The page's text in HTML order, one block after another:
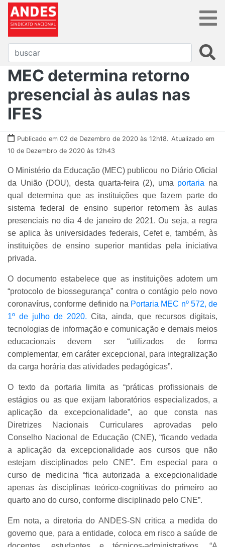
MEC determina retorno
presencial às aulas nas
IFES
Publicado em 02 de Dezembro de 2020 às 12h18. Atualizado em
10 de Dezembro de 2020 às 12h43
O Ministério da Educação (MEC) publicou no Diário Oficial
da União (DOU), desta quarta-feira (2), uma portaria na
qual determina que as instituições que fazem parte do
sistema federal de ensino superior retornem às aulas
presenciais no dia 4 de janeiro de 2021. Ou seja, a regra
se aplica às universidades federais, Cefet e, também, às
instituições de ensino superior mantidas pela iniciativa
privada.
O documento estabelece que as instituições adotem um
“protocolo de biossegurança” contra o contágio pelo novo
coronavírus, conforme definido na Portaria MEC nº 572, de
1º de julho de 2020. Cita, ainda, que recursos digitais,
tecnologias de informação e comunicação e demais meios
educacionais devem ser “utilizados de forma
complementar, em caráter excepcional, para integralização
da carga horária das atividades pedagógicas”.
O texto da portaria limita as “práticas profissionais de
estágios ou as que exijam laboratórios especializados, a
aplicação da excepcionalidade”, ao que consta nas
Diretrizes Nacionais Curriculares aprovadas pelo
Conselho Nacional de Educação (CNE), “ficando vedada
a aplicação da excepcionalidade aos cursos que não
estejam disciplinados pelo CNE”. Em especial para o
curso de medicina “fica autorizada a excepcionalidade
apenas às disciplinas teórico-cognitivas do primeiro ao
quarto ano do curso, conforme disciplinado pelo CNE”.
Em nota, a diretoria do ANDES-SN critica a medida do
governo que, para a entidade, coloca em risco a saúde de